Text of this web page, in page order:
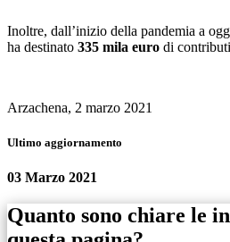
Inoltre, dall’inizio della pandemia a
ha destinato 335 mila euro di
Arzachena, 2 marzo 2021
Ultimo aggiornamento
03 Marzo 2021
Quanto sono chiare le